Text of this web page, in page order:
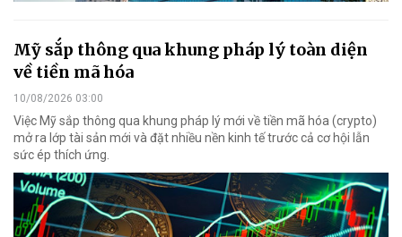
Mỹ sắp thông qua khung pháp lý toàn diện
về tiền mã hóa
10/08/2026 03:00
Việc Mỹ sắp thông qua khung pháp lý mới về tiền mã hóa (crypto)
mở ra lớp tài sản mới và đặt nhiều nền kinh tế trước cả cơ hội lẫn
sức ép thích ứng.